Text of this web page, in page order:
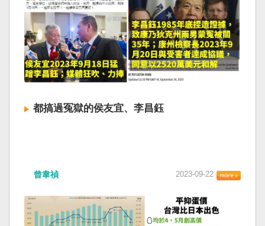
都搞過冤獄的侯友宜、李昌鈺
曾韋禎 2023-09-22